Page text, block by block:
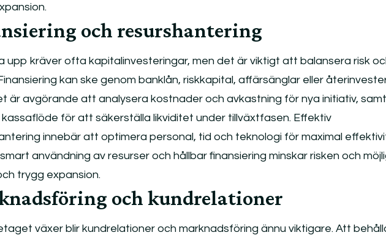
och resurshantering
upp kräver ofta kapitalinvesteringar, men det är viktigt att balansera risk
kan ske genom banklån, riskkapital, affärsänglar eller
är avgörande att analysera kostnader och avkastning för nya initiativ, samt
för att säkerställa likviditet under tillväxtfasen. Effektiv
innebär att optimera personal, tid och teknologi för maximal
användning av resurser och hållbar finansiering minskar risken och
trygg expansion.
och kundrelationer
växer blir kundrelationer och marknadsföring ännu viktigare. Att